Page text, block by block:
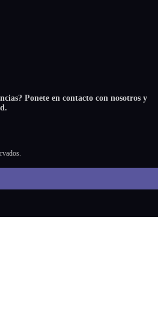
Ponete en contacto con nosotros y